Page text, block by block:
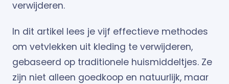
verwijderen.
In dit artikel lees je vijf effectieve methodes
om vetvlekken uit kleding te verwijderen,
gebaseerd op traditionele huismiddeltjes. Ze
zijn niet alleen goedkoop en natuurlijk, maar